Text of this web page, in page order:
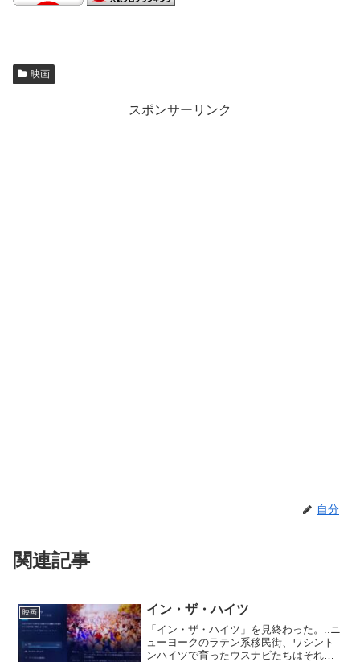
映画
スポンサーリンク
自分
関連記事
映画 イン・ザ・ハイツ
「イン・ザ・ハイツ」を見終わった。..ニ
ューヨークのラテン系移民街、ワシント
ンハイツで育ったウスナビたちはそれぞ